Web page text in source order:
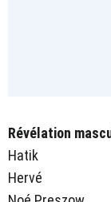
Révélation
Hatik
Hervé